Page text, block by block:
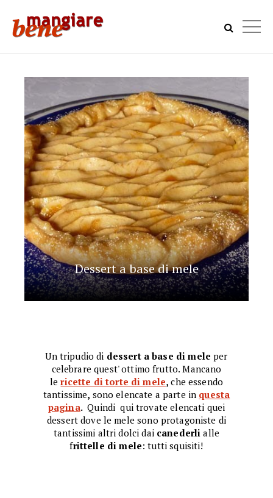
Dessert a base di mele
Un tripudio di dessert a base di mele per
celebrare quest' ottimo frutto. Mancano
lericette di torte di mele,che essendo
tantissime, sono elencate a parte in questa
pagina.Quindi qui trovate elencati quei
dessert dove le mele sono protagoniste di
tantissimi altri dolci dai canederlialle
frittelle di mele: tutti squisiti!